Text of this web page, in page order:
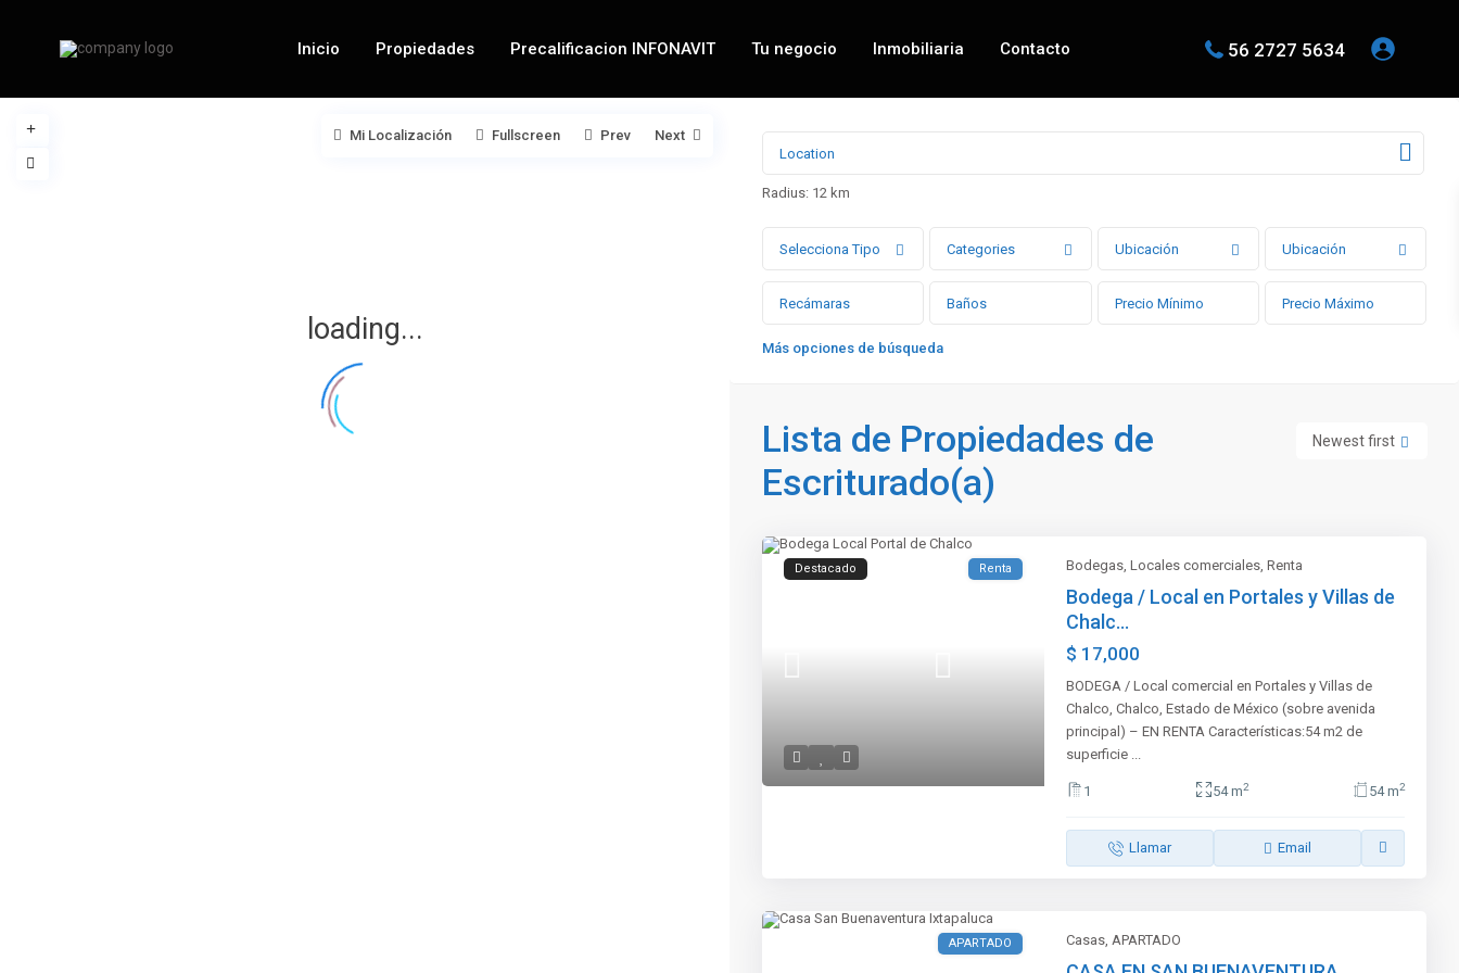
Inicio Propiedades Precalificacion INFONAVIT Tu negocio Inmobiliaria Contacto 56 2727 5634
loading...
Mi Localización Fullscreen Prev Next
Radius: 12 km
Selecciona Tipo Categories Ubicación Ubicación
Más opciones de búsqueda
Newest first
Lista de Propiedades de
Escriturado(a)
Destacado Renta Bodegas, Locales comerciales, Renta
Bodega / Local en Portales y Villas de
Chalc...
$ 17,000
BODEGA / Local comercial en Portales y Villas de
Chalco, Chalco, Estado de México (sobre avenida
principal) – EN RENTA Características:54 m2 de
superficie ...
1 54 m2 54 m2
Llamar Email
APARTADO Casas, APARTADO